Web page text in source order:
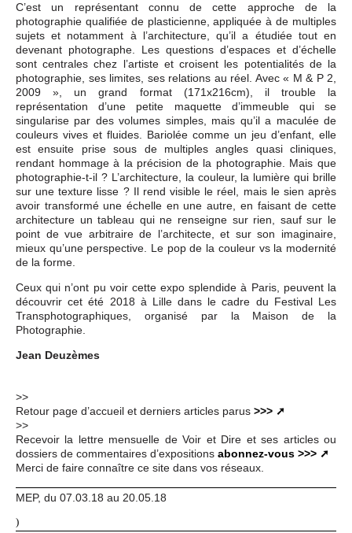
C’est un représentant connu de cette approche de la
photographie qualifiée de plasticienne, appliquée à de multiples
sujets et notamment à l’architecture, qu’il a étudiée tout en
devenant photographe. Les questions d’espaces et d’échelle
sont centrales chez l’artiste et croisent les potentialités de la
photographie, ses limites, ses relations au réel. Avec « M & P 2,
2009 », un grand format (171x216cm), il trouble la
représentation d’une petite maquette d’immeuble qui se
singularise par des volumes simples, mais qu’il a maculée de
couleurs vives et fluides. Bariolée comme un jeu d’enfant, elle
est ensuite prise sous de multiples angles quasi cliniques,
rendant hommage à la précision de la photographie. Mais que
photographie-t-il ? L’architecture, la couleur, la lumière qui brille
sur une texture lisse ? Il rend visible le réel, mais le sien après
avoir transformé une échelle en une autre, en faisant de cette
architecture un tableau qui ne renseigne sur rien, sauf sur le
point de vue arbitraire de l’architecte, et sur son imaginaire,
mieux qu’une perspective. Le pop de la couleur vs la modernité
de la forme.
Ceux qui n’ont pu voir cette expo splendide à Paris, peuvent la
découvrir cet été 2018 à Lille dans le cadre du Festival Les
Transphotographiques, organisé par la Maison de la
Photographie.
Jean Deuzèmes
>>
Retour page d’accueil et derniers articles parus >>>
>>
Recevoir la lettre mensuelle de Voir et Dire et ses articles ou
dossiers de commentaires d’expositions abonnez-vous >>>
Merci de faire connaître ce site dans vos réseaux.
MEP, du 07.03.18 au 20.05.18
)